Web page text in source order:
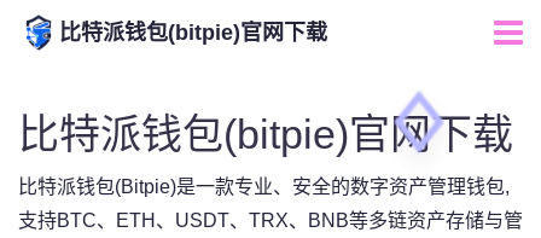
比特派钱包(bitpie)官网下载
比特派钱包(bitpie)官网下载
比特派钱包(Bitpie)是一款专业、安全的数字资产管理钱包,
支持BTC、ETH、USDT、TRX、BNB等多链资产存储与管